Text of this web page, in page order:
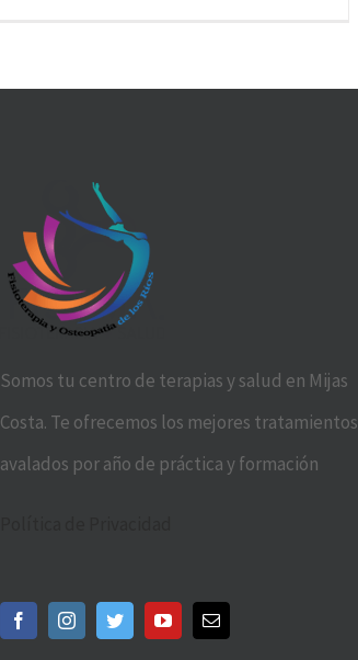
Somos tu centro de terapias y salud en Mijas
Costa. Te ofrecemos los mejores tratamientos
avalados por año de práctica y formación